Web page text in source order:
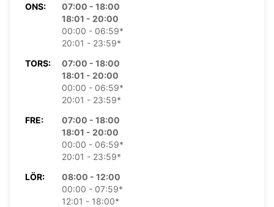
ONS:
07:00 - 18:00
18:01 - 20:00
00:00 - 06:59*
20:01 - 23:59*
TORS:
07:00 - 18:00
18:01 - 20:00
00:00 - 06:59*
20:01 - 23:59*
FRE:
07:00 - 18:00
18:01 - 20:00
00:00 - 06:59*
20:01 - 23:59*
LÖR:
08:00 - 12:00
00:00 - 07:59*
12:01 - 18:00*